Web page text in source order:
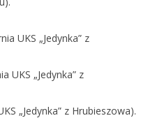
UKS „Jedynka” z
UKS „Jedynka” z
„Jedynka” z Hrubieszowa).